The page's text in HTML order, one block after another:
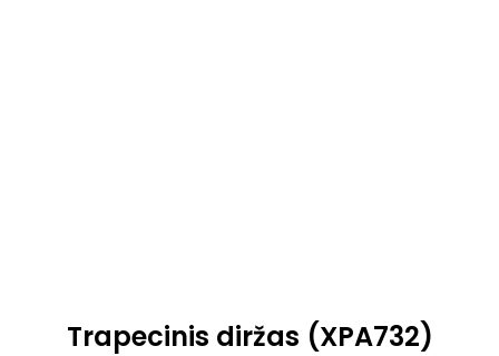
Trapecinis diržas (XPA732)